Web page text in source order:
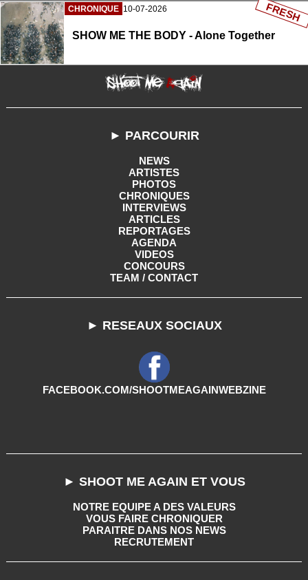
CHRONIQUE 10-07-2026
SHOW ME THE BODY - Alone Together
FRESH
► PARCOURIR
NEWS
ARTISTES
PHOTOS
CHRONIQUES
INTERVIEWS
ARTICLES
REPORTAGES
AGENDA
VIDEOS
CONCOURS
TEAM / CONTACT
► RESEAUX SOCIAUX
FACEBOOK.COM/SHOOTMEAGAINWEBZINE
► SHOOT ME AGAIN ET VOUS
NOTRE EQUIPE A DES VALEURS
VOUS FAIRE CHRONIQUER
PARAITRE DANS NOS NEWS
RECRUTEMENT